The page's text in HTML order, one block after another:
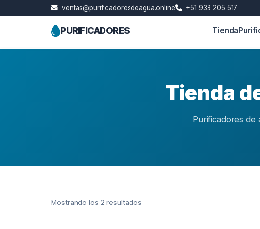
ventas@purificadoresdeagua.online +51 933 205 517
PURIFICADORES Tienda
Tienda
Purificadores de
Mostrando los 2 resultados